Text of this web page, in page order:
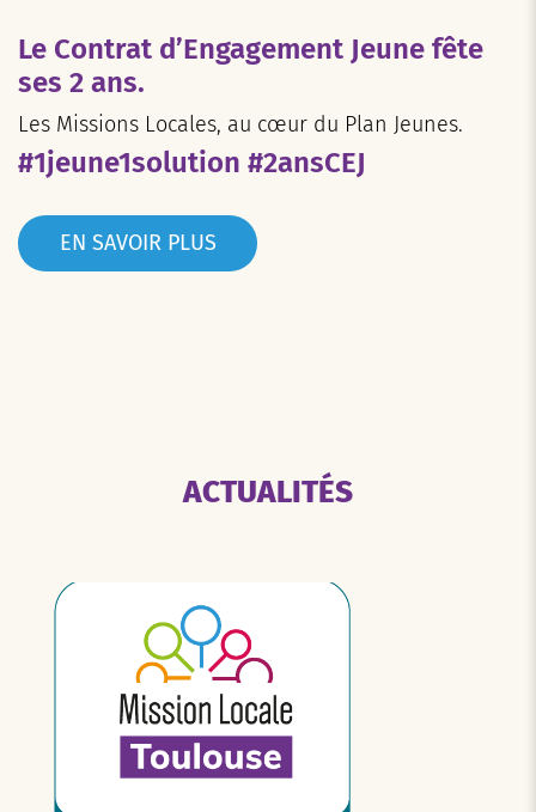
Le Contrat d’Engagement Jeune fête
ses 2 ans.
Les Missions Locales, au cœur du Plan Jeunes.
#1jeune1solution #2ansCEJ
EN SAVOIR PLUS
ACTUALITÉS